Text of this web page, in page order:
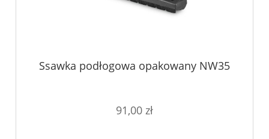
Ssawka podłogowa opakowany NW35
91,00 zł